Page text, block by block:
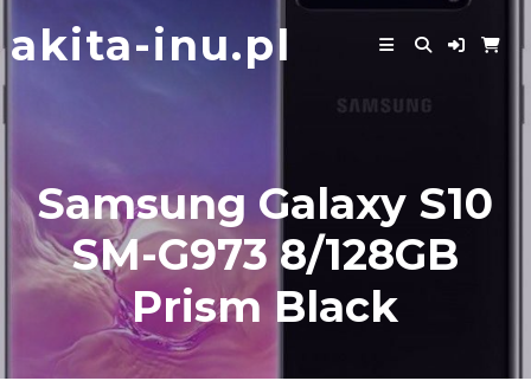
to
content
akita-inu.pl
Samsung Galaxy S10
SM-G973 8/128GB
Prism Black